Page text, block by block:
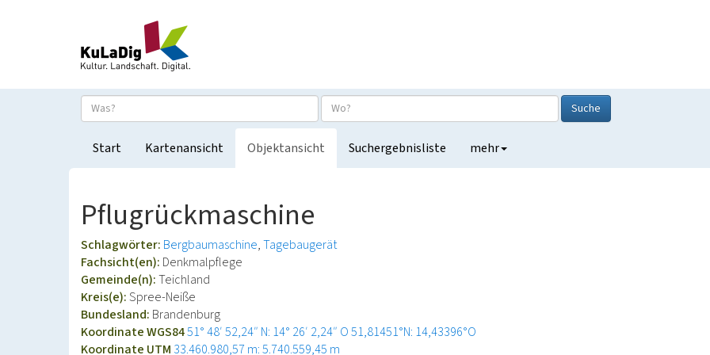
Suche
Start Kartenansicht Objektansicht Suchergebnisliste mehr
Pflugrückmaschine
Schlagwörter: Bergbaumaschine Tagebaugerät
Fachsicht(en): Denkmalpflege
Gemeinde(n):Teichland
Kreis(e):Spree-Neiße
Bundesland: Brandenburg
Koordinate WGS8451° 48′ 52,24″ N: 14° 26′ 2,24″ O51,81451°N: 14,43396°O
Koordinate UTM 33.460.980,57 m: 5.740.559,45 m